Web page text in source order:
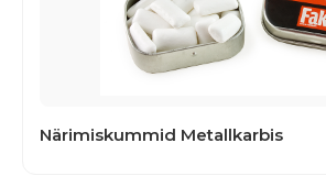
Närimiskummid Metallkarbis